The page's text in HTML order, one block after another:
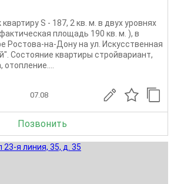
S - 187, 2 кв. м. в двух уровнях
площадь 190 кв. м. ), в
Ростова-на-Дону на ул. Искусственная
Состояние квартиры стройвариант,
07.08
Позвонить